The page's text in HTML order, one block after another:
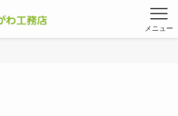
メニュー